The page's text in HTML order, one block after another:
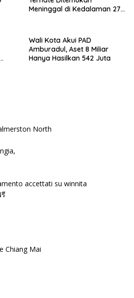
Meninggal di Kedalaman 27
Wali Kota Akui PAD
Amburadul, Aset 8 Miliar
Hanya Hasilkan 542 Juta
North
accettati su winnita
Chiang Mai